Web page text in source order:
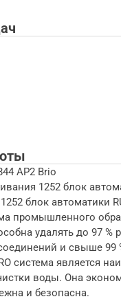
AP2 Brio
1252 блок
блок автоматики
промышленного
удалять до 97 %
и свыше 99
система является
воды. Она
и безопасна.